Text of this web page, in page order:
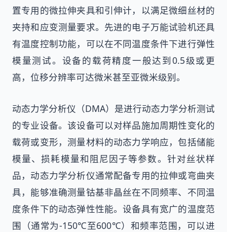
置专用的微拉伸夹具和引伸计，以满足微细丝材的
夹持和应变测量要求。先进的电子万能试验机还具
有温度控制功能，可以在不同温度条件下进行弹性
模量测试。设备的载荷精度一般达到0.5级或更
高，位移分辨率可达微米甚至亚微米级别。
动态力学分析仪（DMA）是进行动态力学分析测试
的专业设备。该设备可以对样品施加周期性变化的
载荷或变形，测量材料的动态力学响应，包括储能
模量、损耗模量和阻尼因子等参数。针对丝状样
品，动态力学分析仪通常配备专用的拉伸或弯曲夹
具，能够准确测量钴基非晶丝在不同频率、不同温
度条件下的动态弹性性能。设备具有宽广的温度范
围（通常为-150℃至600℃）和频率范围，可以进